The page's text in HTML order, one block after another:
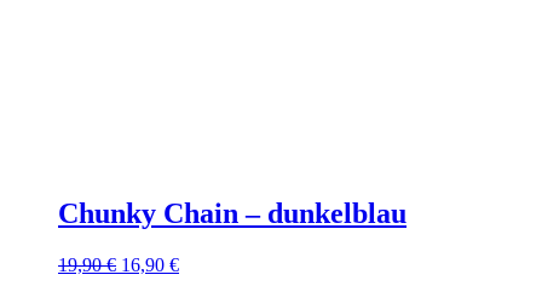
Chunky Chain – dunkelblau
19,90€ Ursprünglicher
16,90 €Aktueller